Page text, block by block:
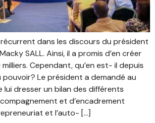
récurrent dans les discours du président
SALL. Ainsi, il a promis d’en créer
Cependant, qu’en est- il depuis
Le président a demandé au
lui dresser un bilan des différents
et d’encadrement
et l’auto- […]